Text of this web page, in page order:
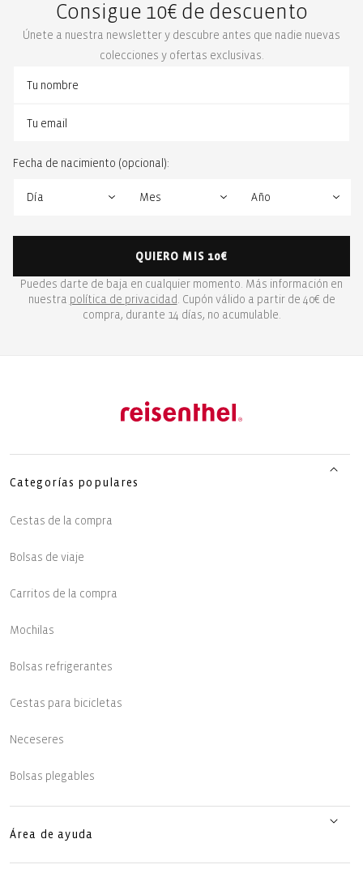
Consigue 10€ de descuento
Únete a nuestra newsletter y descubre antes que nadie nuevas
colecciones y ofertas exclusivas.
Fecha de nacimiento (opcional):
QUIERO MIS 10€
Puedes darte de baja en cualquier momento. Más información en
nuestra política de privacidad . Cupón válido a partir de 40€ de
compra, durante 14 días, no acumulable.
Categorías populares
Cestas de la compra
Bolsas de viaje
Carritos de la compra
Mochilas
Bolsas refrigerantes
Cestas para bicicletas
Neceseres
Bolsas plegables
Área de ayuda